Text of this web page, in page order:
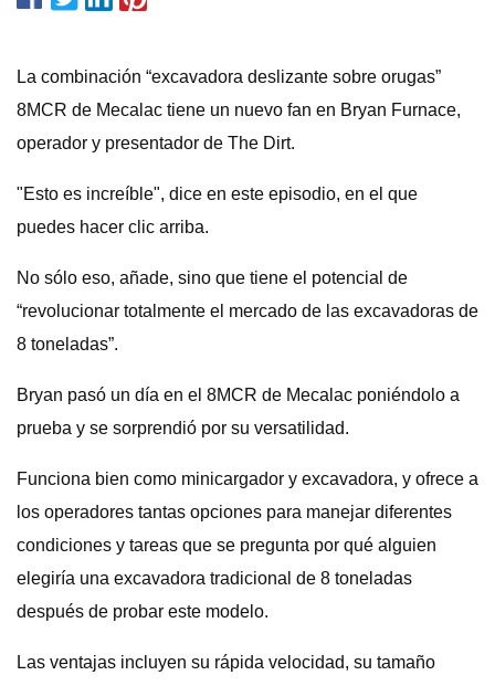
La combinación “excavadora deslizante sobre orugas”
8MCR de Mecalac tiene un nuevo fan en Bryan Furnace,
operador y presentador de The Dirt.
"Esto es increíble", dice en este episodio, en el que
puedes hacer clic arriba.
No sólo eso, añade, sino que tiene el potencial de
“revolucionar totalmente el mercado de las excavadoras de
8 toneladas”.
Bryan pasó un día en el 8MCR de Mecalac poniéndolo a
prueba y se sorprendió por su versatilidad.
Funciona bien como minicargador y excavadora, y ofrece a
los operadores tantas opciones para manejar diferentes
condiciones y tareas que se pregunta por qué alguien
elegiría una excavadora tradicional de 8 toneladas
después de probar este modelo.
Las ventajas incluyen su rápida velocidad, su tamaño